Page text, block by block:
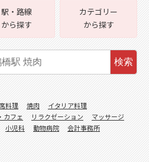
駅・路線
から探す
カテゴリー
から探す
検索
料理 焼肉
イタリア料理
カフェ リラクゼーション
マッサージ
小児科 動物病院
会計事務所